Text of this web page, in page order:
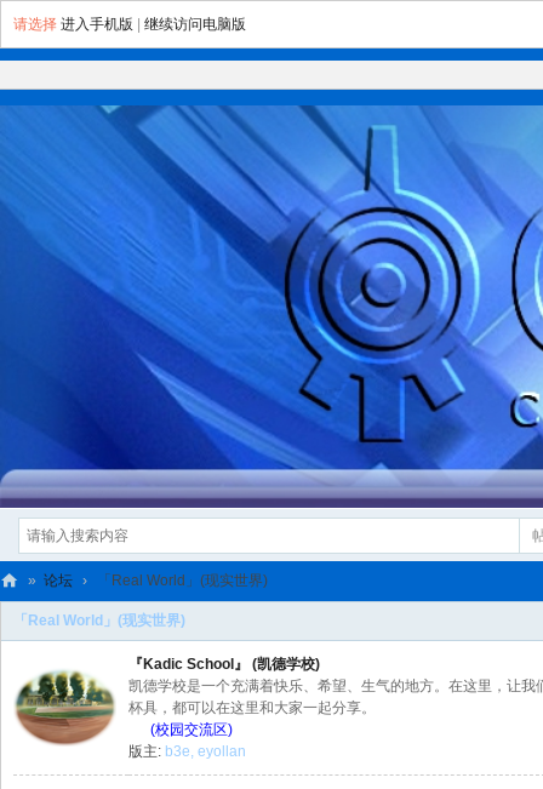
请选择 进入手机版 继续访问电脑版
N
» 论坛 › 「Real World」(现实世界)
「Real World」(现实世界)
『Kadic School』 (凯德学校)
凯德学校是一个充满着快乐、希望、生气的地方。在这里，让
杯具，都可以在这里和大家一起分享。
(校园交流区)
版主: b3e, eyollan